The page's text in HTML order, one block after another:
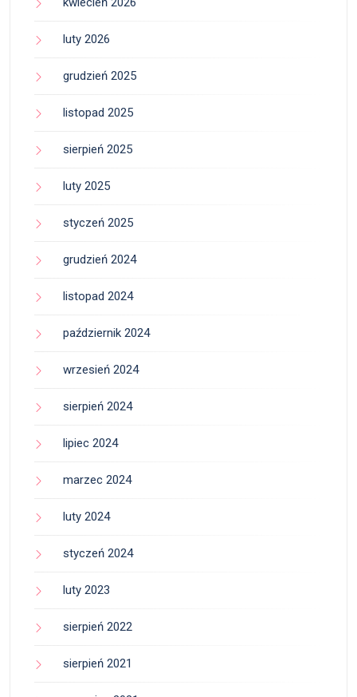
luty 2026
grudzień 2025
listopad 2025
sierpień 2025
luty 2025
styczeń 2025
grudzień 2024
listopad 2024
październik 2024
wrzesień 2024
sierpień 2024
lipiec 2024
marzec 2024
luty 2024
styczeń 2024
luty 2023
sierpień 2022
sierpień 2021